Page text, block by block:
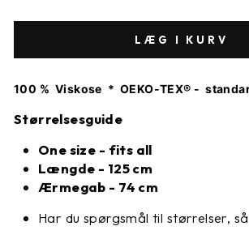
LÆG I KURV
100 % Viskose * OEKO-TEX® -
Størrelsesguide
One size - fits all
Længde - 125 cm
Ærmegab - 74 cm
Har du spørgsmål til størrelser,